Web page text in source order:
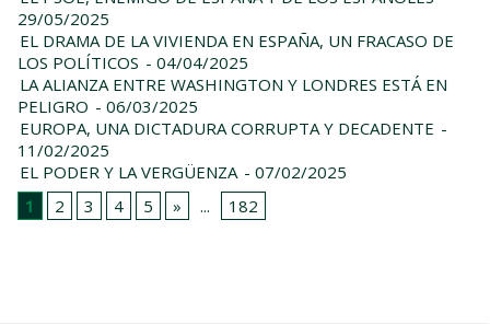
29/05/2025
EL DRAMA DE LA VIVIENDA EN ESPAÑA, UN FRACASO DE
LOS POLÍTICOS - 04/04/2025
LA ALIANZA ENTRE WASHINGTON Y LONDRES ESTÁ EN
PELIGRO - 06/03/2025
EUROPA, UNA DICTADURA CORRUPTA Y DECADENTE -
11/02/2025
EL PODER Y LA VERGÜENZA - 07/02/2025
1
2 3 4 5 » ... 182